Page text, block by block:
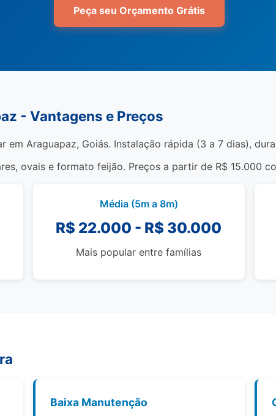
Peça seu Orçamento Grátis
- Vantagens e Preços
em Araguapaz, Goiás. Instalação rápida (3 a 7 dias),
ovais e formato feijão. Preços a partir de R$ 15.000
Média (5m a 8m)
R$ 22.000 - R$ 30.000
Mais popular entre famílias
Baixa Manutenção